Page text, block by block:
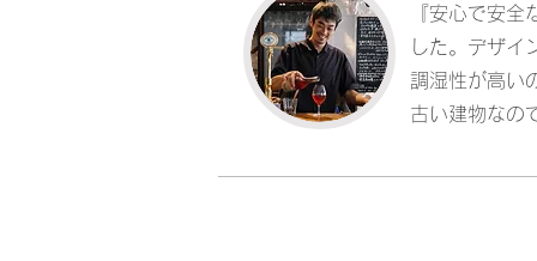
『安心で安
した。 デザイ
調湿性が高い
古い建物なの